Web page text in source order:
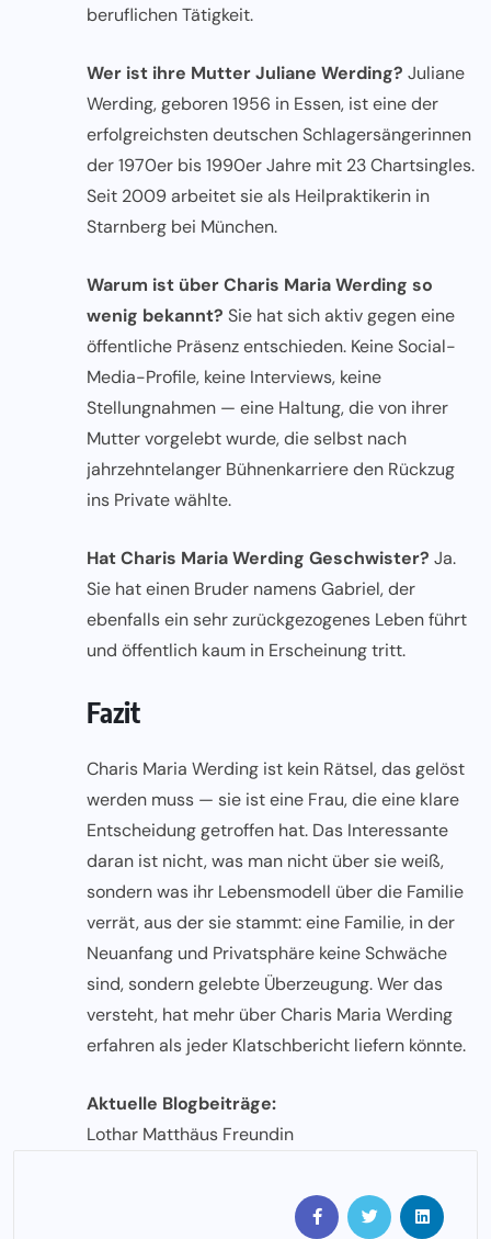
beruflichen Tätigkeit.
Wer ist ihre Mutter Juliane Werding? Juliane
Werding, geboren 1956 in Essen, ist eine der
erfolgreichsten deutschen Schlagersängerinnen
der 1970er bis 1990er Jahre mit 23 Chartsingles.
Seit 2009 arbeitet sie als Heilpraktikerin in
Starnberg bei München.
Warum ist über Charis Maria Werding so
wenig bekannt? Sie hat sich aktiv gegen eine
öffentliche Präsenz entschieden. Keine Social-
Media-Profile, keine Interviews, keine
Stellungnahmen — eine Haltung, die von ihrer
Mutter vorgelebt wurde, die selbst nach
jahrzehntelanger Bühnenkarriere den Rückzug
ins Private wählte.
Hat Charis Maria Werding Geschwister? Ja.
Sie hat einen Bruder namens Gabriel, der
ebenfalls ein sehr zurückgezogenes Leben führt
und öffentlich kaum in Erscheinung tritt.
Fazit
Charis Maria Werding ist kein Rätsel, das gelöst
werden muss — sie ist eine Frau, die eine klare
Entscheidung getroffen hat. Das Interessante
daran ist nicht, was man nicht über sie weiß,
sondern was ihr Lebensmodell über die Familie
verrät, aus der sie stammt: eine Familie, in der
Neuanfang und Privatsphäre keine Schwäche
sind, sondern gelebte Überzeugung. Wer das
versteht, hat mehr über Charis Maria Werding
erfahren als jeder Klatschbericht liefern könnte.
Aktuelle Blogbeiträge:
Lothar Matthäus Freundin